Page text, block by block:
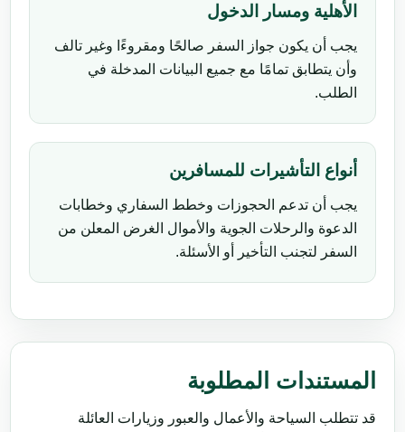
الأهلية ومسار الدخول
يجب أن يكون جواز السفر صالحًا ومقروءًا وغير تالف
وأن يتطابق تمامًا مع جميع البيانات المدخلة في
الطلب.
أنواع التأشيرات للمسافرين
يجب أن تدعم الحجوزات وخطط السفاري وخطابات
الدعوة والرحلات الجوية والأموال الغرض المعلن من
السفر لتجنب التأخير أو الأسئلة.
المستندات المطلوبة
قد تتطلب السياحة والأعمال والعبور وزيارات العائلة